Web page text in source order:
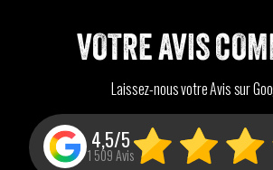
VOTRE AVIS
Laissez-nous votre Avis sur
4,5/5
1 509 Avis